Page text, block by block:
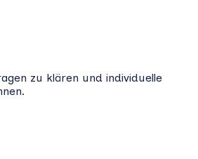
zu klären und individuelle